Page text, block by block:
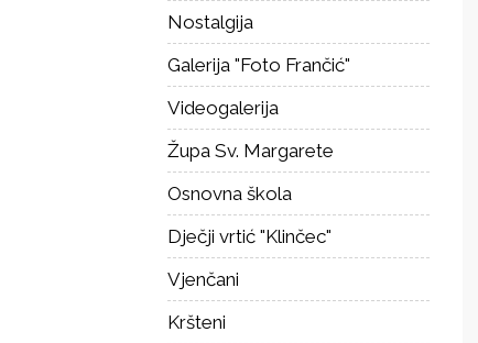
Nostalgija
Galerija "Foto Frančić"
Videogalerija
Župa Sv. Margarete
Osnovna škola
Dječji vrtić "Klinčec"
Vjenčani
Kršteni